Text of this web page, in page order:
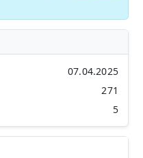
07.04.2025
271
5